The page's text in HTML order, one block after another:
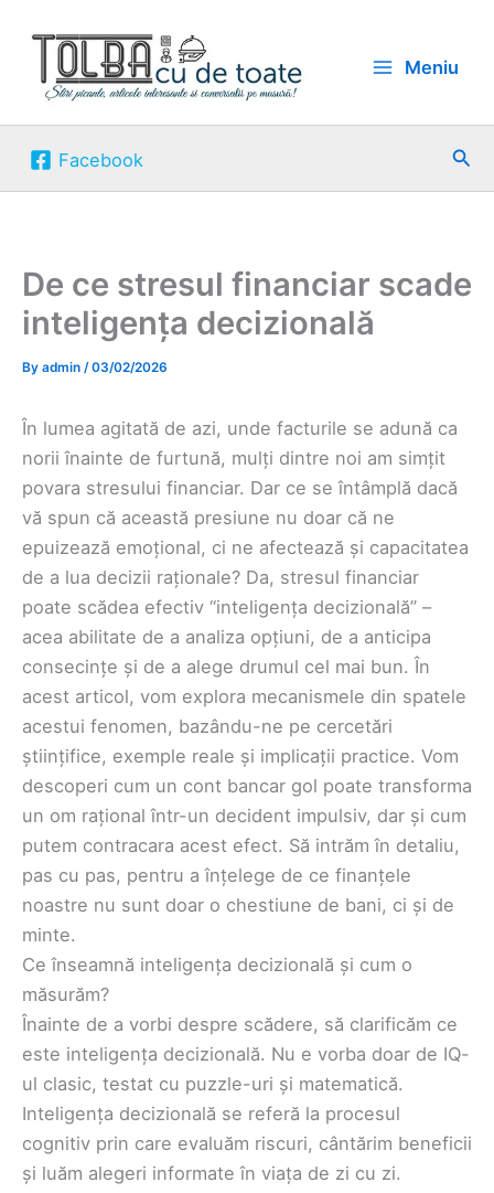
content
Meniu
Facebook
De ce stresul financiar scade
inteligența decizională
By admin /03/02/2026
În lumea agitată de azi, unde facturile se adună ca
norii înainte de furtună, mulți dintre noi am simțit
povara stresului financiar. Dar ce se întâmplă dacă
vă spun că această presiune nu doar că ne
epuizează emoțional, ci ne afectează și capacitatea
de a lua decizii raționale? Da, stresul financiar
poate scădea efectiv “inteligența decizională” –
acea abilitate de a analiza opțiuni, de a anticipa
consecințe și de a alege drumul cel mai bun. În
acest articol, vom explora mecanismele din spatele
acestui fenomen, bazându-ne pe cercetări
științifice, exemple reale și implicații practice. Vom
descoperi cum un cont bancar gol poate transforma
un om rațional într-un decident impulsiv, dar și cum
putem contracara acest efect. Să intrăm în detaliu,
pas cu pas, pentru a înțelege de ce finanțele
noastre nu sunt doar o chestiune de bani, ci și de
minte.
Ce înseamnă inteligența decizională și cum o
măsurăm?
Înainte de a vorbi despre scădere, să clarificăm ce
este inteligența decizională. Nu e vorba doar de IQ-
ul clasic, testat cu puzzle-uri și matematică.
Inteligența decizională se referă la procesul
cognitiv prin care evaluăm riscuri, cântărim beneficii
și luăm alegeri informate în viața de zi cu zi.